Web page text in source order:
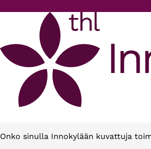
Onko sinulla Innokylään kuvattuja